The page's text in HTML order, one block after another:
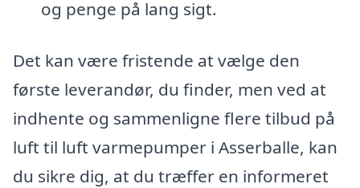
og penge på lang sigt.
Det kan være fristende at vælge den
første leverandør, du finder, men ved at
indhente og sammenligne flere tilbud på
luft til luft varmepumper i Asserballe, kan
du sikre dig, at du træffer en informeret